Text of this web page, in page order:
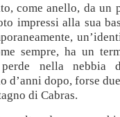
come anello, da un
impressi alla sua
sempre, ha un
nella nebbia
d’anni dopo, forse
di Cabras.